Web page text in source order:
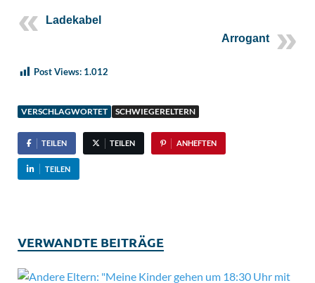
Ladekabel
Arrogant
Post Views: 1.012
VERSCHLAGWORTET SCHWIEGERELTERN
TEILEN TEILEN ANHEFTEN
TEILEN
VERWANDTE BEITRÄGE